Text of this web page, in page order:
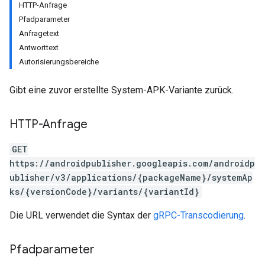
HTTP-Anfrage
Pfadparameter
Anfragetext
Antworttext
Autorisierungsbereiche
Gibt eine zuvor erstellte System-APK-Variante zurück.
HTTP-Anfrage
GET
https://androidpublisher.googleapis.com/androidp
ublisher/v3/applications/{packageName}/systemAp
ks/{versionCode}/variants/{variantId}
Die URL verwendet die Syntax der gRPC-Transcodierung.
Pfadparameter